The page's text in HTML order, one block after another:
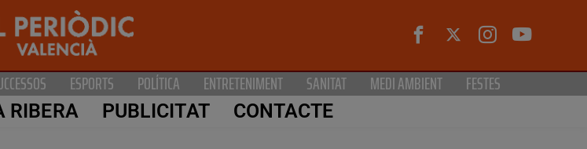
ESPORTS POLÍTICA ENTRETENIMENT SANITAT MEDI AMBIENT FESTES
RIBERA PUBLICITAT CONTACTE